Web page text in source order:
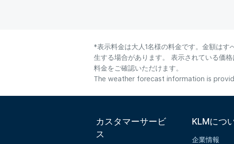
*表示料金は大人1名様の料金です。金額は
生する場合があります。 表示されている価
料金をご確認いただけます。
The weather forecast information is
カスタマーサービ
ス
KLMにつ
企業情報